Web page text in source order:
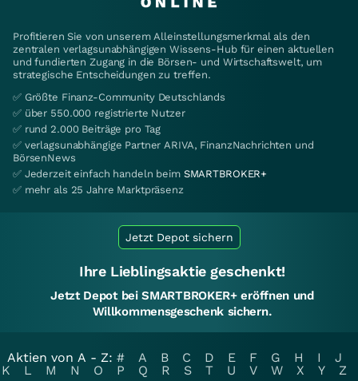
Profitieren Sie von unserem Alleinstellungsmerkmal als den
zentralen verlagsunabhängigen Wissens-Hub für einen aktuellen
und fundierten Zugang in die Börsen- und Wirtschaftswelt, um
strategische Entscheidungen zu treffen.
✅ Größte Finanz-Community Deutschlands
✅ über 550.000 registrierte Nutzer
✅ rund 2.000 Beiträge pro Tag
✅ verlagsunabhängige Partner ARIVA, FinanzNachrichten und
BörsenNews
✅ Jederzeit einfach handeln beim SMARTBROKER+
✅ mehr als 25 Jahre Marktpräsenz
Jetzt Depot sichern
Ihre Lieblingsaktie geschenkt!
Jetzt Depot bei SMARTBROKER+ eröffnen und
Willkommensgeschenk sichern.
Aktien von A - Z: # A B C D E F G H I
J
K
L M N O P Q R S T U V W X Y
Z